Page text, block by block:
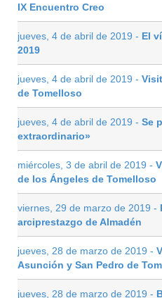
IX Encuentro Creo
jueves, 4 de abril de 2019 - El
2019
jueves, 4 de abril de 2019 -
de Tomelloso
jueves, 4 de abril de 2019 - Se
extraordinario»
miércoles, 3 de abril de 2019 -
de los Ángeles de Tomelloso
viernes, 29 de marzo de 2019 -
arciprestazgo de Almadén
jueves, 28 de marzo de 2019 -
Asunción y San Pedro de
jueves, 28 de marzo de 2019 -